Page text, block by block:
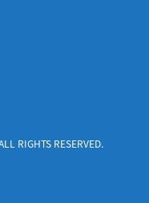
RIGHTS RESERVED.